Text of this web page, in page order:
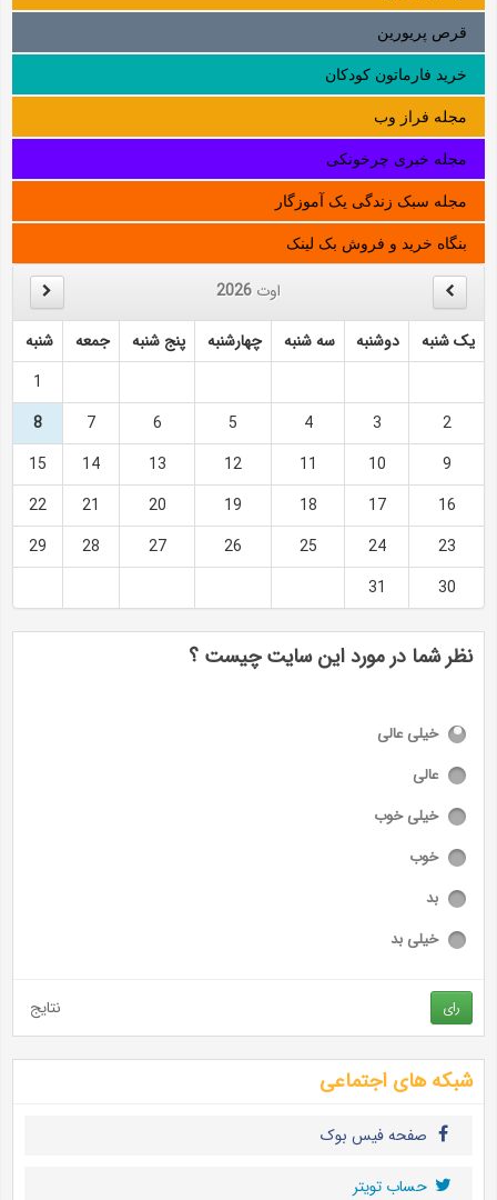
قرص پریورین
خرید فارماتون کودکان
مجله فراز وب
مجله خبری چرخونکی
مجله سبک زندگی یک آموزگار
بنگاه خرید و فروش بک لینک
اوت 2026
یک شنبه دوشنبه سه شنبه چهارشنبه پنج شنبه جمعه
شنبه
1
2
3
4
5
6
7
8
9
10
11
12
13
14
15
16
17
18
19
20
21
22
23
24
25
26
27
28
29
30
31
نظر شما در مورد این سایت چیست ؟
خیلی عالی
عالی
خیلی خوب
خوب
بد
خیلی بد
رای نتایج
شبکه های اجتماعی
صفحه فیس بوک
حساب تويتر